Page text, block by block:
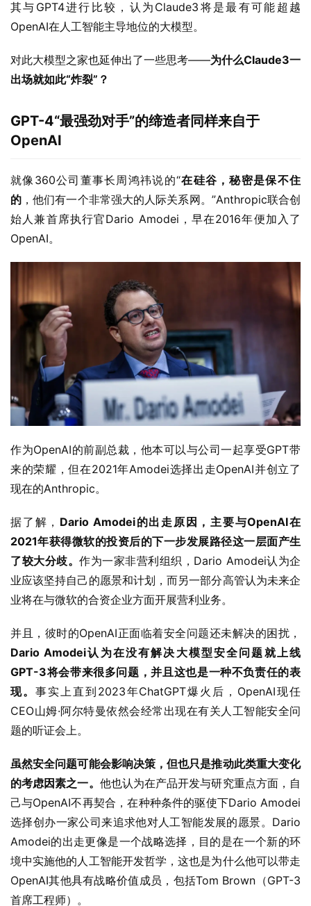
其与GPT4进行比较，认为Claude3将是最有可能超越
OpenAI在人工智能主导地位的大模型。
对此大模型之家也延伸出了一些思考——为什么Claude3一
出场就如此“炸裂”？
GPT-4“最强劲对手”的缔造者同样来自于
OpenAI
就像360公司董事长周鸿祎说的“在硅谷，秘密是保不住
的 ，他们有一个非常强大的人际关系网。”Anthropic联合创
始人兼首席执行官Dario Amodei，早在2016年便加入了
OpenAI。
作为OpenAI的前副总裁，他本可以与公司一起享受GPT带
来的荣耀，但在2021年Amodei选择出走OpenAI并创立了
现在的Anthropic。
据了解， Dario Amodei的出走原因，主要与OpenAI在
2021年获得微软的投资后的下一步发展路径这一层面产生
了较大分歧。 作为一家非营利组织，Dario Amodei认为企
业应该坚持自己的愿景和计划，而另一部分高管认为未来企
业将在与微软的合资企业方面开展营利业务。
并且，彼时的OpenAI正面临着安全问题还未解决的困扰，
Dario Amodei认为在没有解决大模型安全问题就上线
GPT-3将会带来很多问题，并且这也是一种不负责任的表
现。 事实上直到2023年ChatGPT爆火后，OpenAI现任
CEO山姆·阿尔特曼依然会经常出现在有关人工智能安全问
题的听证会上。
虽然安全问题可能会影响决策，但也只是推动此类重大变化
的考虑因素之一。 他也认为在产品开发与研究重点方面，自
己与OpenAI不再契合，在种种条件的驱使下Dario Amodei
选择创办一家公司来追求他对人工智能发展的愿景。Dario
Amodei的出走更像是一个战略选择，目的是在一个新的环
境中实施他的人工智能开发哲学，这也是为什么他可以带走
OpenAI其他具有战略价值成员，包括Tom Brown（GPT-3
首席工程师）。